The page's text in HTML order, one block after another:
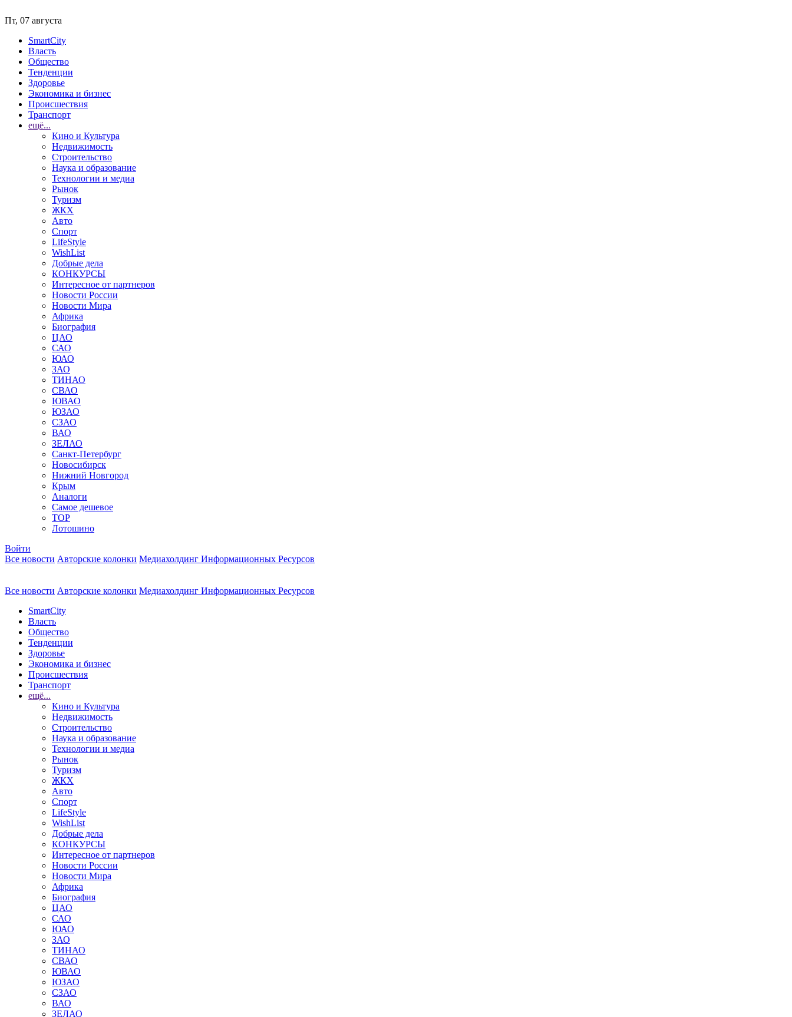
Пт, 07 августа
SmartCity
Власть
Общество
Тенденции
Здоровье
Экономика и бизнес
Происшествия
Транспорт
ещё...
Кино и Культура
Недвижимость
Строительство
Наука и образование
Технологии и медиа
Рынок
Туризм
ЖКХ
Авто
Спорт
LifeStyle
WishList
Добрые дела
КОНКУРСЫ
Интересное от партнеров
Новости России
Новости Мира
Африка
Биография
ЦАО
САО
ЮАО
ЗАО
ТИНАО
СВАО
ЮВАО
ЮЗАО
СЗАО
ВАО
ЗЕЛАО
Санкт-Петербург
Новосибирск
Нижний Новгород
Крым
Аналоги
Самое дешевое
TOP
Лотошино
Войти
Все новости Авторские колонки Медиахолдинг Информационных Ресурсов
Все новости Авторские колонки Медиахолдинг Информационных Ресурсов
SmartCity
Власть
Общество
Тенденции
Здоровье
Экономика и бизнес
Происшествия
Транспорт
ещё...
Кино и Культура
Недвижимость
Строительство
Наука и образование
Технологии и медиа
Рынок
Туризм
ЖКХ
Авто
Спорт
LifeStyle
WishList
Добрые дела
КОНКУРСЫ
Интересное от партнеров
Новости России
Новости Мира
Африка
Биография
ЦАО
САО
ЮАО
ЗАО
ТИНАО
СВАО
ЮВАО
ЮЗАО
СЗАО
ВАО
ЗЕЛАО